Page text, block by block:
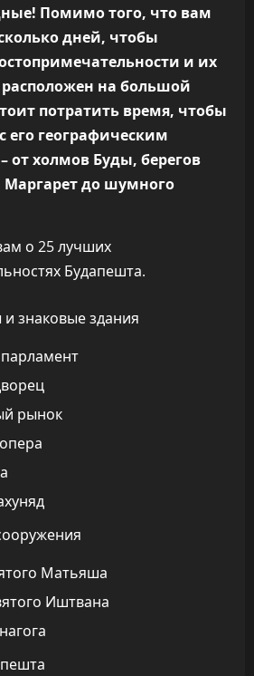
Помимо того, что вам
дней, чтобы
и их
расположен на большой
потратить время, чтобы
его географическим
от холмов Буды, берегов
Маргарет до шумного
о 25 лучших
Будапешта.
знаковые здания
рынок
Матьяша
Иштвана